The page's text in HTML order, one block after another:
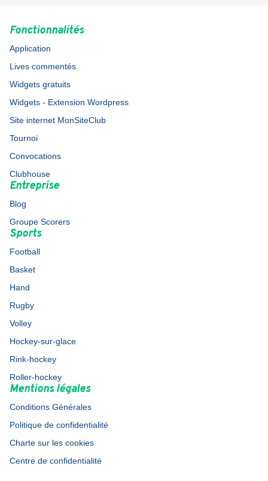
Fonctionnalités
Application
Lives commentés
Widgets gratuits
Widgets - Extension Wordpress
Site internet MonSiteClub
Tournoi
Convocations
Clubhouse
Entreprise
Blog
Groupe Scorers
Sports
Football
Basket
Hand
Rugby
Volley
Hockey-sur-glace
Rink-hockey
Roller-hockey
Mentions légales
Conditions Générales
Politique de confidentialité
Charte sur les cookies
Centre de confidentialité